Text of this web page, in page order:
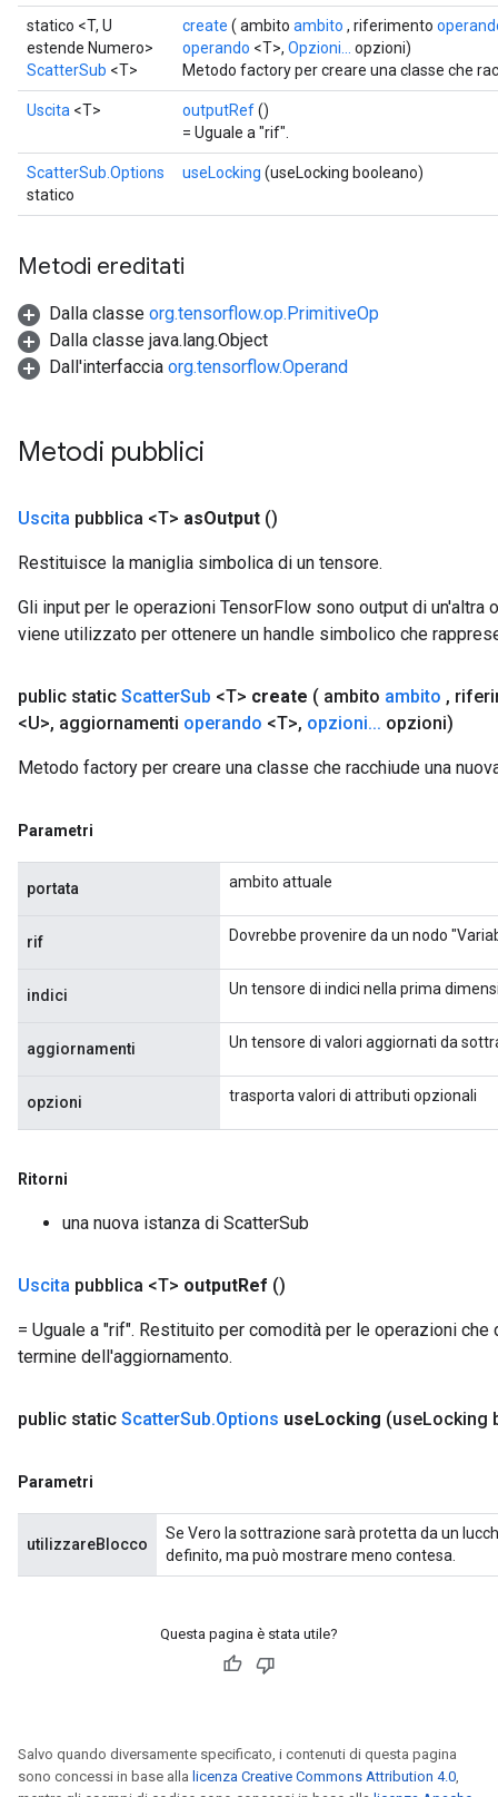
statico <T, U
estende Numero>
ScatterSub <T>
create ( ambito ambito , riferimento
operando <T>, Opzioni... opzioni)
Metodo factory per creare una classe che
Uscita <T> outputRef()
= Uguale a "rif".
ScatterSub.Options
statico
useLocking (useLocking booleano)
Metodi ereditati
Dalla classe org.tensorflow.op.PrimitiveOp
Dalla classe java.lang.Object
Dall'interfaccia org.tensorflow.Operand
Metodi pubblici
Uscita pubblica <T> asOutput ()
Restituisce la maniglia simbolica di un tensore.
Gli input per le operazioni TensorFlow sono output di un'altra
viene utilizzato per ottenere un handle simbolico che
public static ScatterSub <T> create ( ambito ambito ,
<U>, aggiornamenti operando <T>, opzioni... opzioni)
Metodo factory per creare una classe che racchiude una
Parametri
portata ambito attuale
rif Dovrebbe provenire da un nodo
indici Un tensore di indici nella prima
aggiornamenti Un tensore di valori aggiornati da
opzioni trasporta valori di attributi opzionali
Ritorni
una nuova istanza di ScatterSub
Uscita pubblica <T> outputRef ()
= Uguale a "rif". Restituito per comodità per le operazioni
termine dell'aggiornamento.
public static ScatterSub.Options use Locking (useLocking
Parametri
utilizzareBlocco
Se Vero la sottrazione sarà protetta da un
definito, ma può mostrare meno contesa.
Questa pagina è stata utile?
Salvo quando diversamente specificato, i contenuti di questa pagina
sono concessi in base alla licenza Creative Commons Attribution 4.0,